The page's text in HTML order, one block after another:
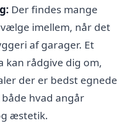
Der findes mange
imellem, når det
af garager. Et
kan rådgive dig om,
der er bedst egnede
hvad angår
æstetik.